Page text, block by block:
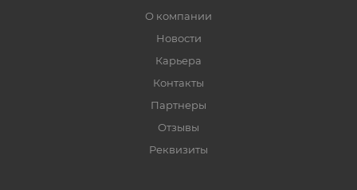
О компании
Новости
Карьера
Контакты
Партнеры
Отзывы
Реквизиты